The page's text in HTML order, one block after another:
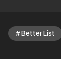
Better List